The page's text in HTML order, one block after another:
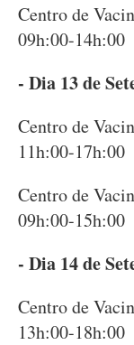
Centro de
09h:00-14h:00
- Dia 13 de
Centro de
11h:00-17h:00
Centro de
09h:00-15h:00
- Dia 14 de
Centro de
13h:00-18h:00